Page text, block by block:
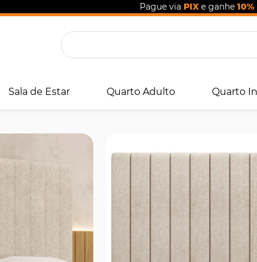
Pague via PIXe ganhe
Sala de Estar Quarto Adulto Quarto